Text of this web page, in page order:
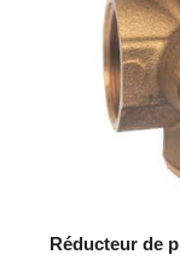
Réducteur de